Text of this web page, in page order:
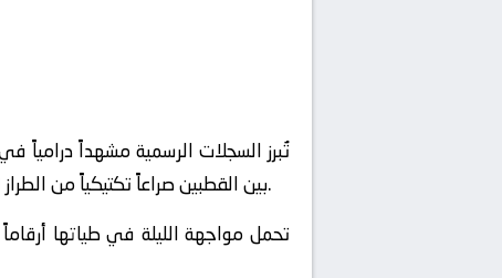
تُبرز السجلات الرسمية مشهداً درامياً
بين القطبين صراعاً تكتيكياً من الطراز الرفيع، انتهى بتفاصيل فنية دقيقة. وفي منعطف آخر للمواجهة، بث مباشر يبشر بغزارة تهديفية تاريخية اليوم.
تحمل مواجهة الليلة في طياتها